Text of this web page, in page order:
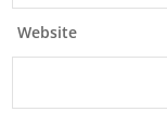
Website